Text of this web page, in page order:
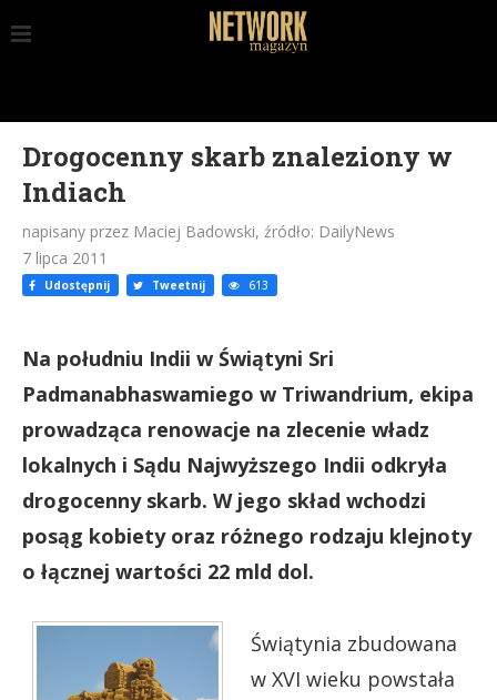
Drogocenny skarb znaleziony w
Indiach
napisany przez Maciej Badowski, źródło: DailyNews
7 lipca 2011
Udostępnij Tweetnij 613
Na południu Indii w Świątyni Sri
Padmanabhaswamiego w Triwandrium, ekipa
prowadząca renowacje na zlecenie władz
lokalnych i Sądu Najwyższego Indii odkryła
drogocenny skarb. W jego skład wchodzi
posąg kobiety oraz różnego rodzaju klejnoty
o łącznej wartości 22 mld dol.
Świątynia zbudowana
w XVI wieku powstała